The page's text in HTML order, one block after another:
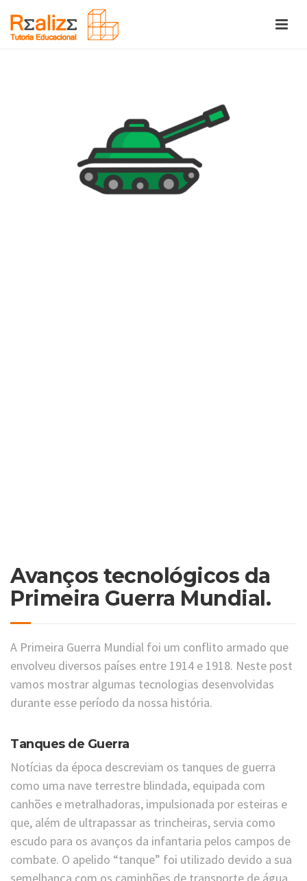
Avanços tecnológicos da
Primeira Guerra Mundial.
A Primeira Guerra Mundial foi um conflito armado que
envolveu diversos países entre 1914 e 1918. Neste post
vamos mostrar algumas tecnologias desenvolvidas
durante esse período da nossa história.
Tanques de Guerra
Notícias da época descreviam os tanques de guerra
como uma nave terrestre blindada, equipada com
canhões e metralhadoras, impulsionada por esteiras e
que, além de ultrapassar as trincheiras, servia como
escudo para os avanços da infantaria pelos campos de
combate. O apelido “tanque” foi utilizado devido a sua